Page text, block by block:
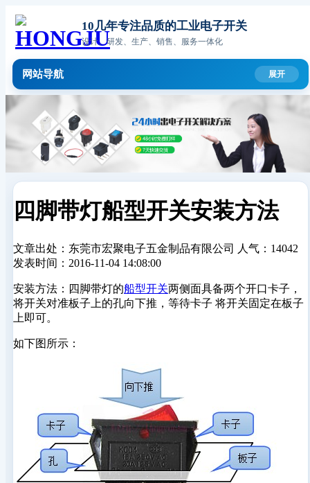
10几年专注品质的工业电子开关
设计、研发、生产、销售、服务一体化
网站导航
四脚带灯船型开关安装方法
文章出处：东莞市宏聚电子五金制品有限公司
人气：14042
发表时间：2016-11-04 14:08:00
安装方法：四脚带灯的船型开关两侧面具备两个开口卡子，
将开关对准板子上的孔向下推，等待卡子 将开关固定在板子
上即可。
如下图所示：